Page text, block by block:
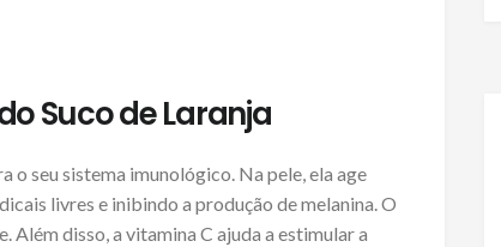
Suco de Laranja
o seu sistema imunológico. Na pele, ela age
livres e inibindo a produção de melanina. O
disso, a vitamina C ajuda a estimular a